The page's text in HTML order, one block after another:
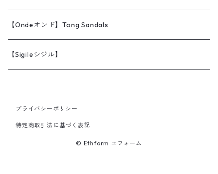
【Ondeオンド】Tong Sandals
【Sigileシジル】
プライバシーポリシー
特定商取引法に基づく表記
© Ethform エフォーム